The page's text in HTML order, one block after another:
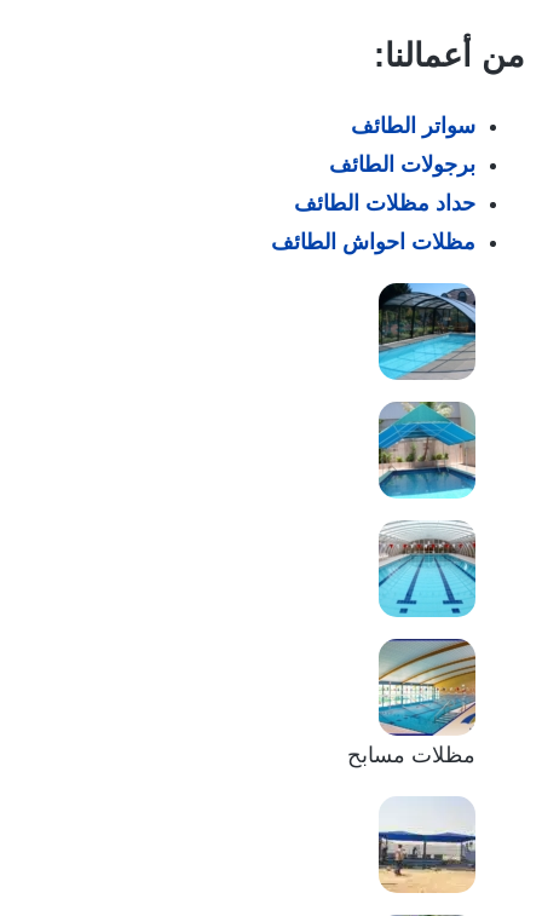
من أعمالنا:
سواتر الطائف
برجولات الطائف
حداد مظلات الطائف
مظلات احواش الطائف
مظلات مسابح